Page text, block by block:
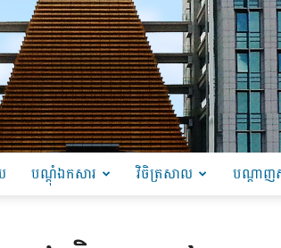
បណ្ដុំឯកសារ វិចិត្រសាល បណ្តាញ